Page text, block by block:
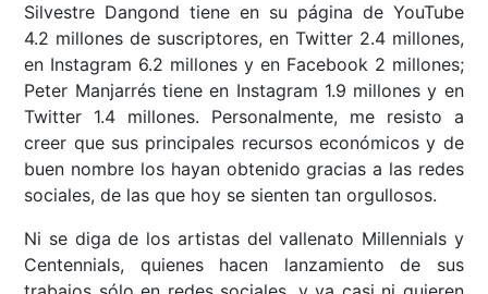
Silvestre Dangond tiene en su página de YouTube
4.2 millones de suscriptores, en Twitter 2.4 millones,
en Instagram 6.2 millones y en Facebook 2 millones;
Peter Manjarrés tiene en Instagram 1.9 millones y en
Twitter 1.4 millones. Personalmente, me resisto a
creer que sus principales recursos económicos y de
buen nombre los hayan obtenido gracias a las redes
sociales, de las que hoy se sienten tan orgullosos.
Ni se diga de los artistas del vallenato Millennials y
Centennials, quienes hacen lanzamiento de sus